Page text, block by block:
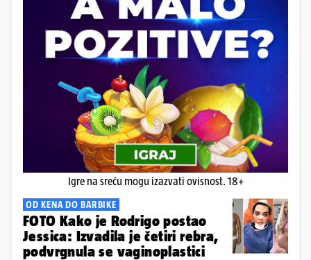
Igre na sreću mogu izazvati ovisnost. 18+
OD KENA DO BARBIKE
FOTO Kako je Rodrigo postao
Jessica: Izvadila je četiri rebra,
podvrgnula se vaginoplastici